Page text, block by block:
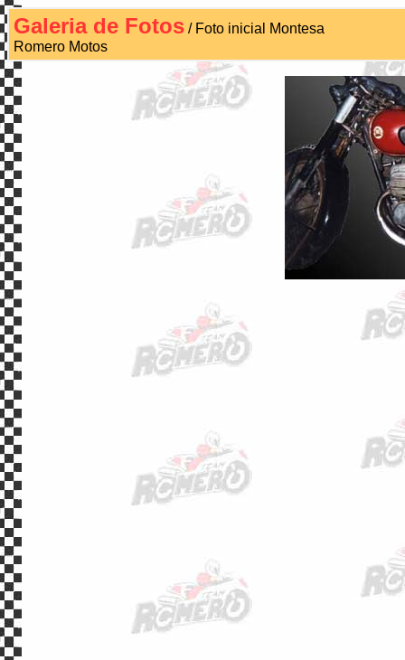
Galeria de Fotos / Foto inicial Montesa
Romero Motos